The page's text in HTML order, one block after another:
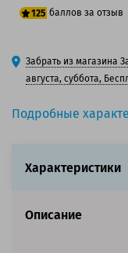
Подробные
Вид товара:
Ресурс:200ml
125 баллов за отзыв
100 баллов
125 баллов
Забрать из магазина
августа, суббота,
Характеристики
Описание